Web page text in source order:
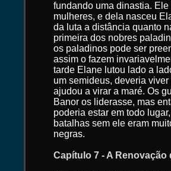
fundando uma dinastia.
mulheres, e dela nasceu
da luta a distância quanto
primeira dos nobres
os paladinos pode ser
assim o fazem
tarde Elane lutou lado a
um semideus, deveria
ajudou a virar a maré. Os
Banor os liderasse, mas
poderia estar em todo
batalhas sem ele eram
negras.
Capítulo 7 - A Renovação